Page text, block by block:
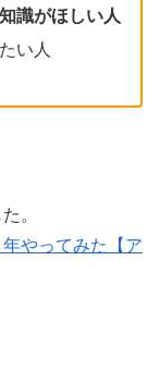
識がほしい人
い人
。
やってみた【ア